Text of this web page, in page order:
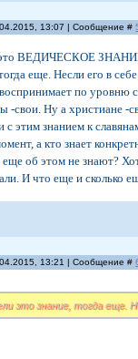
13:07 | Сообщение #
ВЕДИЧЕСКОЕ ЗНАНИЕ.
еще. Несли его в
по уровню
-свои. Ну а христиане -
этим знанием к
а кто знает
об этом не знают?
И что еще и сколько
13:21 | Сообщение #
это знание, тогда еще.